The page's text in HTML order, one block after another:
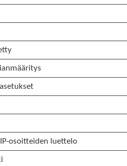
osoitteiden luettelo